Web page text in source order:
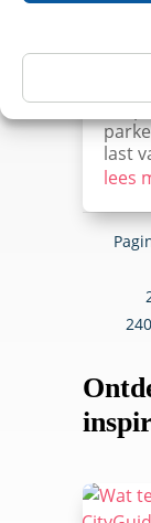
een
last
lees
240